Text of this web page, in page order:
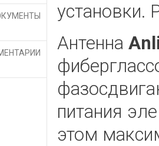
установки.
Антенна
питания
этом